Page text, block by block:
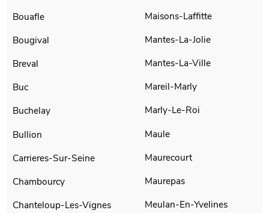
Bouafle
Bougival
Breval
Buc
Buchelay
Bullion
Carrieres-Sur-Seine
Chambourcy
Chanteloup-Les-Vignes
Maisons-Laffitte
Mantes-La-Jolie
Mantes-La-Ville
Mareil-Marly
Marly-Le-Roi
Maule
Maurecourt
Maurepas
Meulan-En-Yvelines